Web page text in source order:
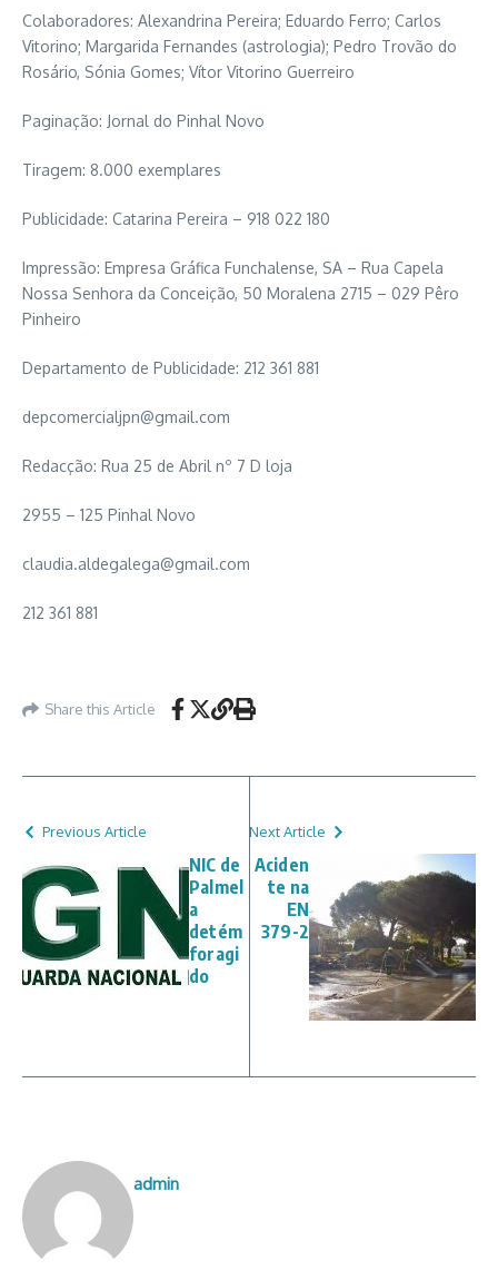
Colaboradores: Alexandrina Pereira; Eduardo Ferro; Carlos
Vitorino; Margarida Fernandes (astrologia); Pedro Trovão do
Rosário, Sónia Gomes; Vítor Vitorino Guerreiro
Paginação: Jornal do Pinhal Novo
Tiragem: 8.000 exemplares
Publicidade: Catarina Pereira – 918 022 180
Impressão: Empresa Gráfica Funchalense, SA – Rua Capela
Nossa Senhora da Conceição, 50 Moralena 2715 – 029 Pêro
Pinheiro
Departamento de Publicidade: 212 361 881
depcomercialjpn@gmail.com
Redacção: Rua 25 de Abril nº 7 D loja
2955 – 125 Pinhal Novo
claudia.aldegalega@gmail.com
212 361 881
Share this Article
Previous Article
NIC de
Palmel
a
detém
foragi
do
Next Article
Aciden
te na
EN
379-2
admin